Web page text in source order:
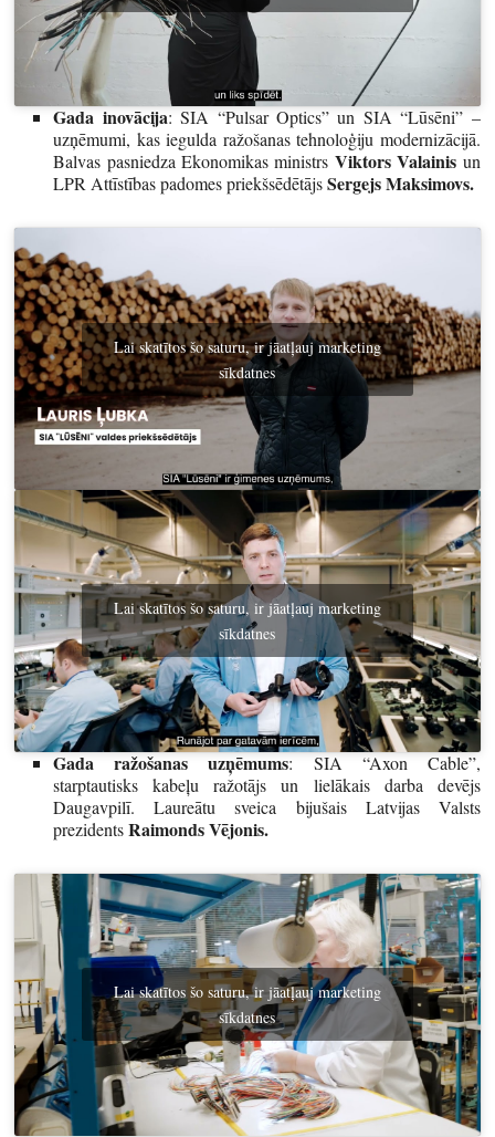
Gada inovācija: SIA “Pulsar Optics” un SIA “Lūsēni” –
uzņēmumi, kas iegulda ražošanas tehnoloģiju modernizācijā.
Balvas pasniedza Ekonomikas ministrs Viktors Valainis un
LPR Attīstības padomes priekšsēdētājsSergejs Maksimovs.
Lai skatītos šo saturu, ir jāatļauj marketing
sīkdatnes
Lai skatītos šo saturu, ir jāatļauj marketing
sīkdatnes
Gada ražošanas uzņēmums: SIA “Axon Cable”,
starptautisks kabeļu ražotājs un lielākais darba devējs
Daugavpilī. Laureātu sveica bijušais Latvijas Valsts
prezidentsRaimonds Vējonis.
Lai skatītos šo saturu, ir jāatļauj marketing
sīkdatnes